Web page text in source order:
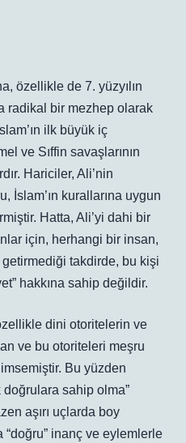
özellikle de 7. yüzyılın
radikal bir mezhep olarak
ilk büyük iç
ve Sıffin savaşlarının
Hariciler, Ali’nin
İslam’ın kurallarına uygun
Hatta, Ali’yi dahi bir
için, herhangi bir insan,
takdirde, bu kişi
hakkına sahip değildir.
dini otoritelerin ve
ve bu otoriteleri meşru
Bu yüzden
doğrulara sahip olma”
aşırı uçlarda boy
“doğru” inanç ve eylemlerle